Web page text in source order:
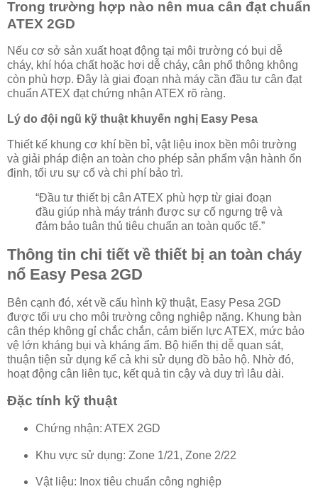
Trong trường hợp nào nên mua cân đạt chuẩn
ATEX 2GD
Nếu cơ sở sản xuất hoạt động tại môi trường có bụi dễ
cháy, khí hóa chất hoặc hơi dễ cháy, cân phổ thông không
còn phù hợp. Đây là giai đoạn nhà máy cần đầu tư cân đạt
chuẩn ATEX đạt chứng nhận ATEX rõ ràng.
Lý do đội ngũ kỹ thuật khuyến nghị Easy Pesa
Thiết kế khung cơ khí bền bỉ, vật liệu inox bền môi trường
và giải pháp điện an toàn cho phép sản phẩm vận hành ổn
định, tối ưu sự cố và chi phí bảo trì.
“Đầu tư thiết bị cân ATEX phù hợp từ giai đoạn
đầu giúp nhà máy tránh được sự cố ngưng trệ và
đảm bảo tuân thủ tiêu chuẩn an toàn quốc tế.”
Thông tin chi tiết về thiết bị an toàn cháy
nổ Easy Pesa 2GD
Bên cạnh đó, xét về cấu hình kỹ thuật, Easy Pesa 2GD
được tối ưu cho môi trường công nghiệp nặng. Khung bàn
cân thép không gỉ chắc chắn, cảm biến lực ATEX, mức bảo
vệ lớn kháng bụi và kháng ẩm. Bộ hiển thị dễ quan sát,
thuận tiện sử dụng kể cả khi sử dụng đồ bảo hộ. Nhờ đó,
hoạt động cân liên tục, kết quả tin cậy và duy trì lâu dài.
Đặc tính kỹ thuật
Chứng nhận: ATEX 2GD
Khu vực sử dụng: Zone 1/21, Zone 2/22
Vật liệu: Inox tiêu chuẩn công nghiệp